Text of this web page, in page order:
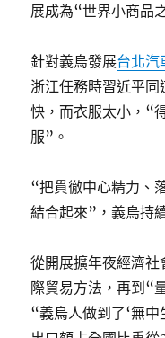
展成為“世界小商品
針對義烏發展台北汽
浙江任務時習近平
快，而衣服太小，“
服”。
“把貫徹中心精力、
結合起來”，義烏持
從開展擴年夜經濟
際貿易方法，再到“
“義烏人做到了‘無中